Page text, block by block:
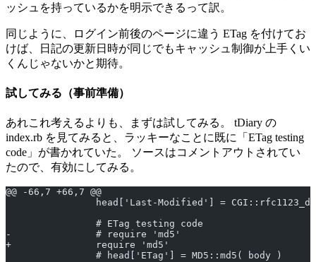
ッシュを持っているかを明示できるって訳。
同じように、ログイン前後のページに違う ETag を付けてお
けば、日記の更新日時が同じでもキャッシュ制御が上手くい
くんじゃないかと期待。
試してみる（事前準備）
あれこれ考えるよりも、まずは試してみる。 tDiary の
index.rb を見てみると、ラッキーなことに既に「ETag testing
code」が書かれていた。 ソースはコメントアウトされてい
たので、有効にしてみる。
@@ -66,7 +66,7 @@
head['Last-Modified'] =
                # ETag testing code
-               # require 'md5'
+               require 'md5'
                # head['ETag'] = MD5::md5( body )